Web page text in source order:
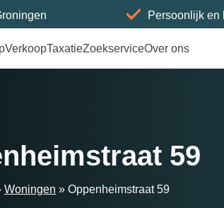
Persoonlijk en
VerkoopTaxatieZoekserviceOver ons
59
Woningen » Oppenheimstraat 59